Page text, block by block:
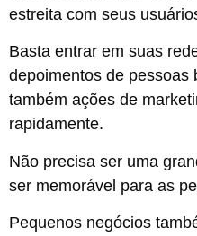
estreita com seus
Basta entrar em suas
depoimentos de pessoas
também ações de
rapidamente.
Não precisa ser uma
ser memorável para as
Pequenos negócios